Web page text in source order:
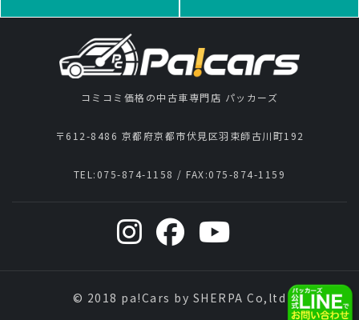
コミコミ価格の中古車専門店 パッカーズ
〒612-8486 京都府京都市伏見区羽束師古川町192
TEL: 075-874-1158 / FAX:075-874-1159
© 2018 pa!Cars by SHERPA Co,ltd